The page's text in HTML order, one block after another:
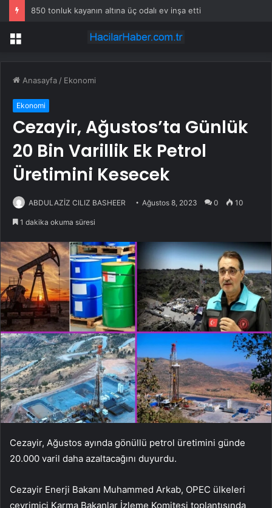
850 tonluk kayanın altına üç odalı ev inşa etti
Menü
Anasayfa / Ekonomi
Ekonomi
Cezayir, Ağustos’ta Günlük
20 Bin Varillik Ek Petrol
Üretimini Kesecek
ABDULAZİZ CILIZ BASHEER Ağustos 8, 2023 0 10
1 dakika okuma süresi
Cezayir, Ağustos ayında gönüllü petrol üretimini günde
20.000 varil daha azaltacağını duyurdu.
Cezayir Enerji Bakanı Muhammed Arkab, OPEC ülkeleri
çevrimiçi Karma Bakanlar İzleme Komitesi toplantısında